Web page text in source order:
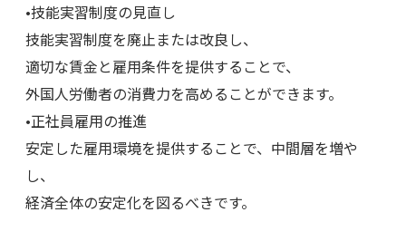
•技能実習制度の見直し
技能実習制度を廃止または改良し、
適切な賃金と雇用条件を提供することで、
外国人労働者の消費力を高めることができます。
•正社員雇用の推進
安定した雇用環境を提供することで、中間層を増や
し、
経済全体の安定化を図るべきです。